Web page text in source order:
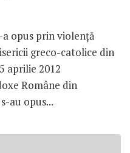
opus prin violenţă
greco-catolice din
aprilie 2012
Române din
au opus...